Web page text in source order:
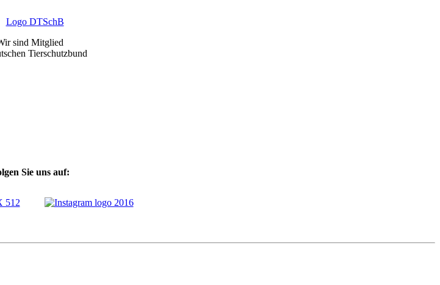
sind Mitglied
Tierschutzbund
Sie uns auf: